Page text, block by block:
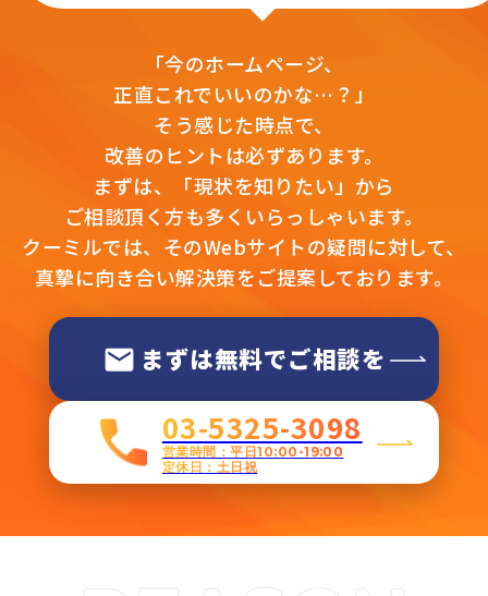
「今のホームページ、
正直これでいいのかな…？」
そう感じた時点で、
改善のヒントは必ずあります。
まずは、「現状を知りたい」から
ご相談頂く方も多くいらっしゃいます。
クーミルでは、そのWebサイトの疑問に対して、
真摯に向き合い解決策をご提案しております。
まずは無料でご相談を
03-5325-3098
営業時間：平日10:00-19:00
定休日：土日祝